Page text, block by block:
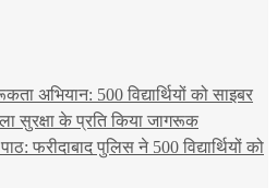
अभियान: 500 विद्यार्थियों को साइबर
सुरक्षा के प्रति किया जागरूक
फरीदाबाद पुलिस ने 500 विद्यार्थियों को